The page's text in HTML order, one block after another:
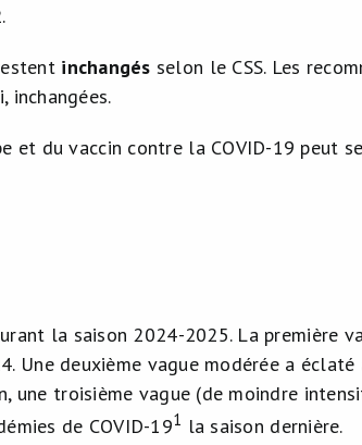
inchangés selon le CSS. Les
inchangées.
et du vaccin contre la COVID-19 peut
la saison 2024-2025. La première
deuxième vague modérée a éclaté
troisième vague (de moindre
de COVID-191 la saison dernière.